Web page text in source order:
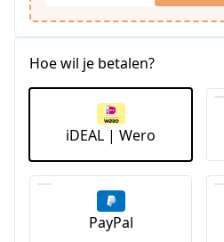
Hoe wil je betalen?
iDEAL | Wero
PayPal